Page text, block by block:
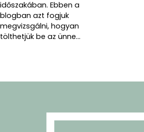
időszakában. Ebben a
blogban azt fogjuk
megvizsgálni, hogyan
tölthetjük be az ünne...